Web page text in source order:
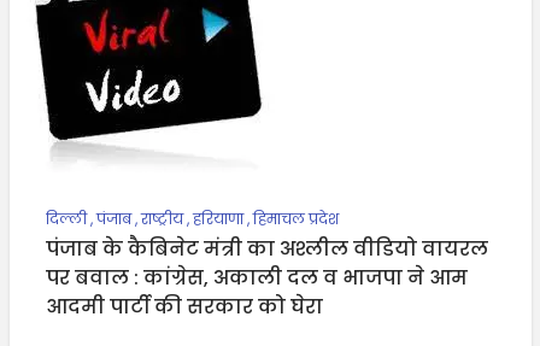
दिल्ली,पंजाब,राष्ट्रीय,हरियाणा,हिमाचल प्रदेश
पंजाब के कैबिनेट मंत्री का अश्लील वीडियो वायरल
पर बवाल : कांग्रेस, अकाली दल व भाजपा ने आम
आदमी पार्टी की सरकार को घेरा